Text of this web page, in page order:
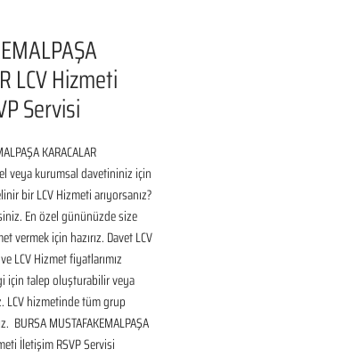
LCV Hizmeti
Servisi
KARACALAR
veya kurumsal davetininiz için
bir LCV Hizmeti arıyorsanız?
En özel gününüzde size
vermek için hazırız. Davet LCV
LCV Hizmet fiyatlarımız
için talep oluşturabilir veya
hizmetinde tüm grup
BURSA MUSTAFAKEMALPAŞA
İletişim RSVP Servisi